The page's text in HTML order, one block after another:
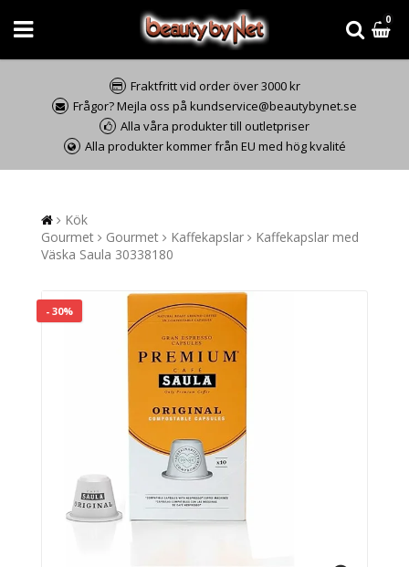
0
Fraktfritt vid order över 3000 kr
Frågor? Mejla oss på kundservice@beautybynet.se
Alla våra produkter till outletpriser
Alla produkter kommer från EU med hög kvalité
Kök
Gourmet
Gourmet Kaffekapslar
Kaffekapslar med
Väska Saula 30338180
- 30%